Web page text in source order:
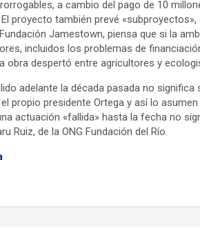
a cambio del pago de 10
proyecto también prevé
Jamestown, piensa que si la
incluidos los problemas de
obra despertó entre agricultores y
adelante la década pasada no
propio presidente Ortega y así lo
actuación «fallida» hasta la fecha no
Ruiz, de la ONG Fundación del Río.